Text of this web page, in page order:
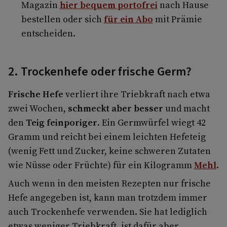
Magazin hier bequem portofrei nach Hause
bestellen oder sich für ein Abo mit Prämie
entscheiden.
2. Trockenhefe oder frische Germ?
Frische Hefe verliert ihre Triebkraft nach etwa
zwei Wochen, schmeckt aber besser und macht
den Teig feinporiger. Ein Germwürfel wiegt 42
Gramm und reicht bei einem leichten Hefeteig
(wenig Fett und Zucker, keine schweren Zutaten
wie Nüsse oder Früchte) für ein KilogrammMehl.
Auch wenn in den meisten Rezepten nur frische
Hefe angegeben ist, kann man trotzdem immer
auch Trockenhefe verwenden. Sie hat lediglich